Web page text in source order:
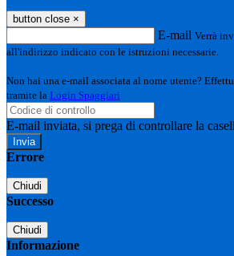
button close ×
E-mail Verrà
all'indirizzo indicato con le istruzioni necessarie.
Non hai una e-mail associata al nome utente?
tramite la Login Spaggiari
E-mail inviata, si prega di controllare la
Errore
Chiudi
Successo
Chiudi
Informazione